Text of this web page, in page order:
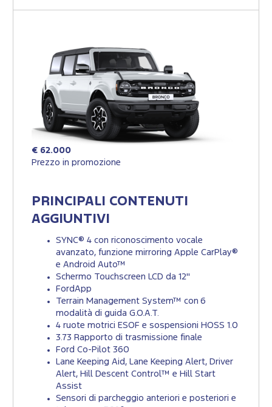
€ 62.000
Prezzo in promozione
PRINCIPALI CONTENUTI
AGGIUNTIVI
SYNC® 4 con riconoscimento vocale
avanzato, funzione mirroring Apple CarPlay®
e Android Auto™
Schermo Touchscreen LCD da 12"
FordApp
Terrain Management System™ con 6
modalità di guida G.O.A.T.
4 ruote motrici ESOF e sospensioni HOSS 1.0
3.73 Rapporto di trasmissione finale
Ford Co-Pilot 360
Lane Keeping Aid, Lane Keeping Alert, Driver
Alert, Hill Descent Control™ e Hill Start
Assist
Sensori di parcheggio anteriori e posteriori e